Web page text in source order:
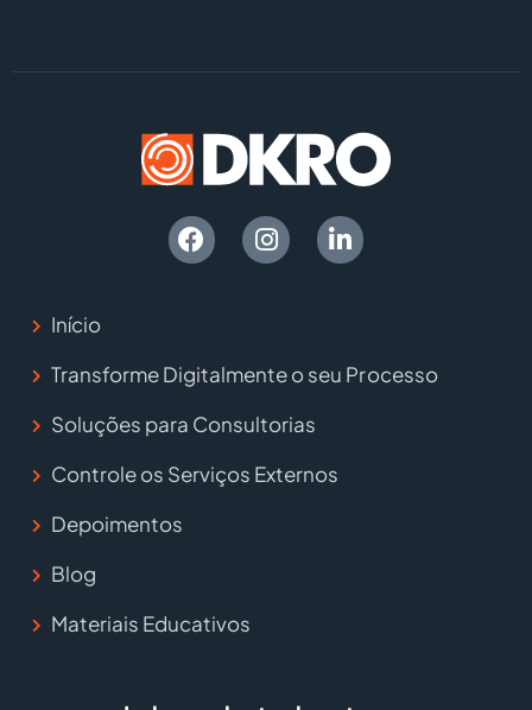
Início
Transforme Digitalmente o seu Processo
Soluções para Consultorias
Controle os Serviços Externos
Depoimentos
Blog
Materiais Educativos